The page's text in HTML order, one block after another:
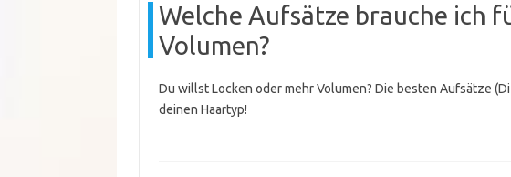
Welche Aufsätze brauche ich
Volumen?
Du willst Locken oder mehr Volumen? Die besten Aufsätze
deinen Haartyp!